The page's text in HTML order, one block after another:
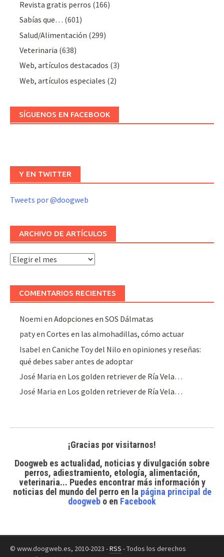
Revista gratis perros (166)
Sabías que… (601)
Salud/Alimentación (299)
Veterinaria (638)
Web, artículos destacados (3)
Web, artículos especiales (2)
SÍGUENOS EN FACEBOOK
Y EN TWITTER
Tweets por @doogweb
ARCHIVO DE ARTÍCULOS
Archivo
COMENTARIOS RECIENTES
Noemi enAdopciones en SOS Dálmatas
patyenCortes en las almohadillas, cómo actuar
Isabel enCaniche Toy del Nilo en opiniones y reseñas:
qué debes saber antes de adoptar
José Maria en Los golden retriever de Ría Vela…
José Maria en Los golden retriever de Ría Vela…
¡Gracias por visitarnos!
Doogweb es actualidad, noticias y divulgación sobre
perros, adiestramiento, etología, alimentación,
veterinaria... Puedes encontrar más información y
noticias del mundo del perroen la página principal de
doogweb o en Facebook
© www.doogweb.es, 2010-2023 -RSS - Todos los derechos